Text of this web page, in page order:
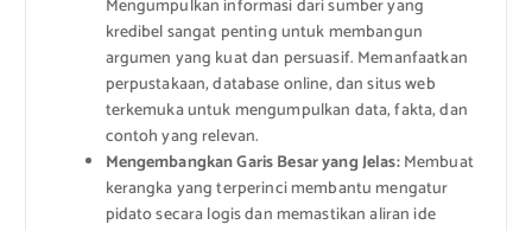
Mengumpulkan informasi dari sumber yang
kredibel sangat penting untuk membangun
argumen yang kuat dan persuasif. Memanfaatkan
perpustakaan, database online, dan situs web
terkemuka untuk mengumpulkan data, fakta, dan
contoh yang relevan.
Mengembangkan Garis Besar yang Jelas:Membuat
kerangka yang terperinci membantu mengatur
pidato secara logis dan memastikan aliran ide